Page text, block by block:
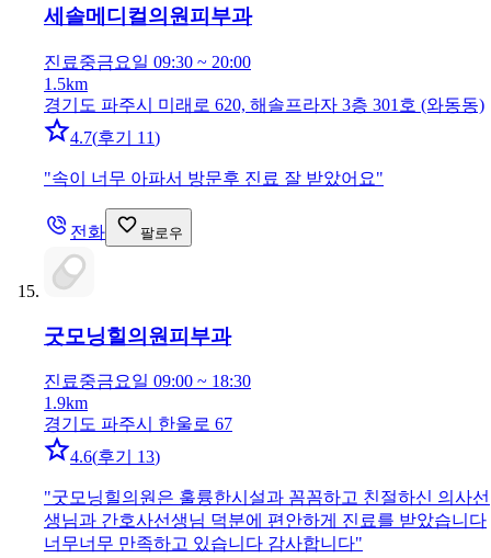
세솔메디컬의원 피부과
진료중금요일 09:30 ~ 20:00
1.5km
경기도 파주시 미래로 620, 해솔프라자 3층 301호 (와동동)
4.7(후기 11)
"속이 너무 아파서 방문후 진료 잘 받았어요"
전화 팔로우
굿모닝힐의원 피부과
진료중금요일 09:00 ~ 18:30
1.9km
경기도 파주시 한울로 67
4.6(후기 13)
"굿모닝힐의원은 훌륭한시설과 꼼꼼하고 친절하신 의사선
생님과 간호사선생님 덕분에 편안하게 진료를 받았습니다
너무너무 만족하고 있습니다 감사합니다"